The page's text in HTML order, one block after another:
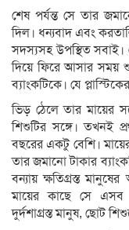
শেষ পর্যন্ত সে তার
দিল। ধন্যবাদ এবং
সদস্যসহ উপস্থিত সবাই।
দিয়ে ফিরে আসার সময়
ব্যাংকটিকে। যে
ভিড় ঠেলে তার মায়ের
শিশুটির সঙ্গে। তখনই
বছরের একটু বেশি।
তার জমানো টাকার
বন্যায় ক্ষতিগ্রস্ত
মায়ের কাছে সে এসব
দুর্দশাগ্রস্ত মানুষ, ছোট